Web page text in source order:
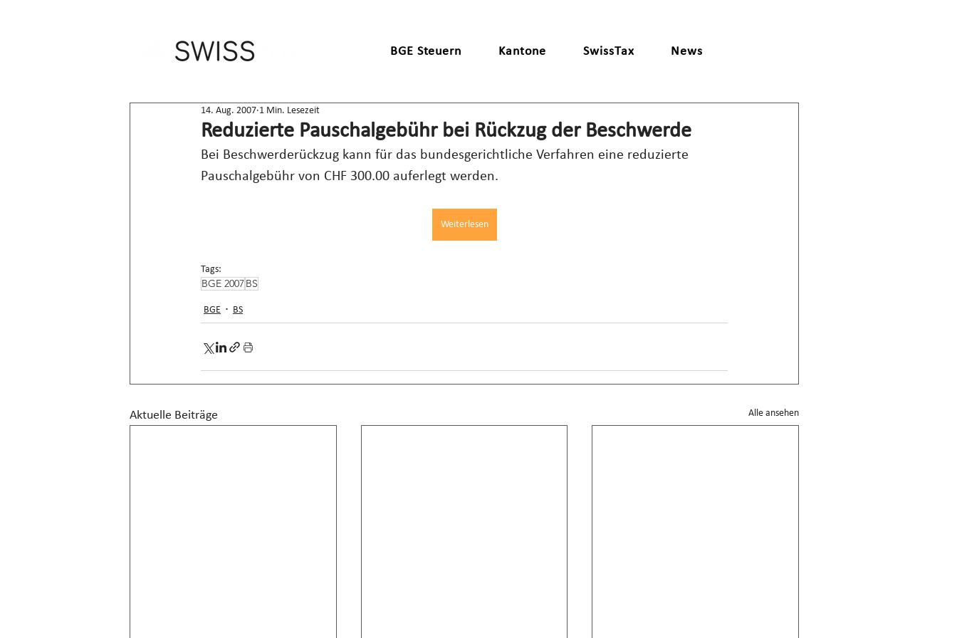
BGE Steuern Kantone SwissTax News
Reduzierte Pauschalgebühr bei Rückzug der Beschwerde
14. Aug. 2007 1 Min. Lesezeit
Bei Beschwerderückzug kann für das bundesgerichtliche Verfahren eine reduzierte
Pauschalgebühr von CHF 300.00 auferlegt werden.
Weiterlesen
Tags:
BGE 2007BS
BGE BS
Aktuelle Beiträge Alle ansehen